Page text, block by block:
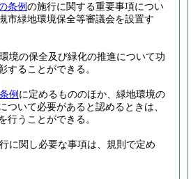
条例の施行に関する重要事項につい
市緑地環境保全等審議会を設置す
境の保全及び緑化の推進について功
することができる。
例 に定めるもののほか、緑地環境の
ついて必要があると認めるときは、
行うことができる。
に関し必要な事項は、規則で定め